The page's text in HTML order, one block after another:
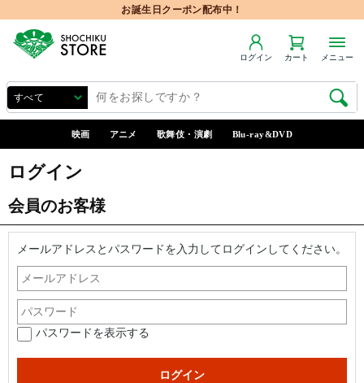
お誕生日クーポン配布中！
ログイン カート メニュー
映画 アニメ 歌舞伎・演劇 Blu-ray&DVD
ログイン
会員のお客様
メールアドレスとパスワードを入力してログインしてください。
パスワードを表示する